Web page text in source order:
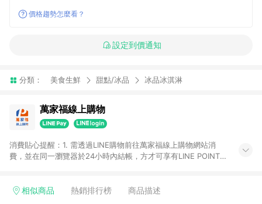
價格趨勢怎麼看？
設定到價通知
分類： 美食生鮮 甜點/冰品 冰品冰淇淋
萬家福線上購物
消費貼心提醒：1. 需透過LINE購物前往萬家福線上購物網站消
費，並在同一瀏覽器於24小時內結帳，方才可享有LINE POINTS
4. 不具回饋資格種類商品：電子禮券。 5. 回饋點數計算將排除訂
相似商品 熱銷排行榜 商品描述